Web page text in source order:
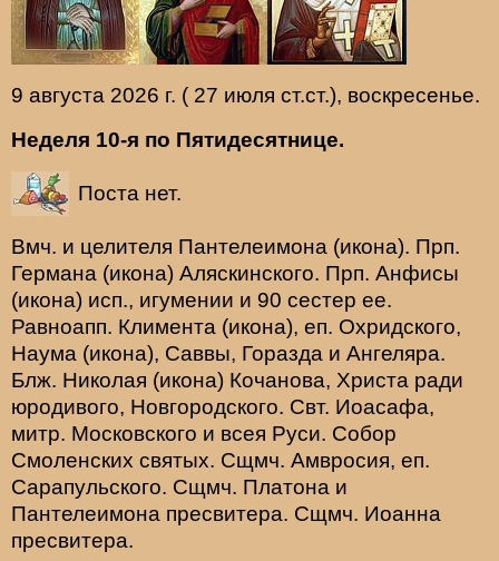
9 августа 2026 г. ( 27 июля ст.ст.), воскресенье.
Неделя 10-я по Пятидесятнице.
Поста нет.
Вмч. и целителя Пантелеимона (икона). Прп.
Германа (икона) Аляскинского. Прп. Анфисы
(икона) исп., игумении и 90 сестер ее.
Равноапп. Климента (икона), еп. Охридского,
Наума (икона), Саввы, Горазда и Ангеляра.
Блж. Николая (икона) Кочанова, Христа ради
юродивого, Новгородского. Свт. Иоасафа,
митр. Московского и всея Руси. Собор
Смоленских святых. Сщмч. Амвросия, еп.
Сарапульского. Сщмч. Платона и
Пантелеимона пресвитера. Сщмч. Иоанна
пресвитера.